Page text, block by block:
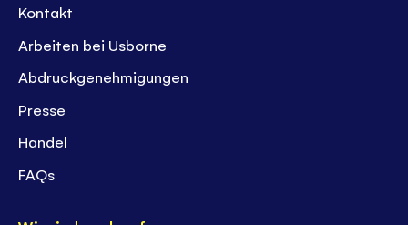
Kontakt
Arbeiten bei Usborne
Abdruckgenehmigungen
Presse
Handel
FAQs